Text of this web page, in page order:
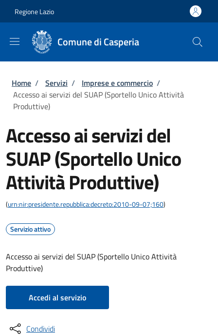
Regione Lazio
Comune di Casperia
Briciole di pane
Home / Servizi / Imprese e commercio /
Accesso ai servizi del SUAP (Sportello Unico Attività
Produttive)
Accesso ai servizi del
SUAP (Sportello Unico
Attività Produttive)
(urn:nir:presidente.repubblica:decreto:2010-09-07;160)
Servizio attivo
Accesso ai servizi del SUAP (Sportello Unico Attività
Produttive)
Accedi al servizio
Condividi